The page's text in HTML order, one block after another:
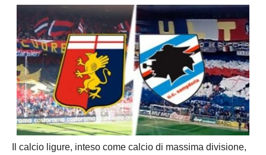
LA SPEZIA
SAVONA
Carica la tua Rosa
Il calcio ligure, inteso come calcio di massima divisione,